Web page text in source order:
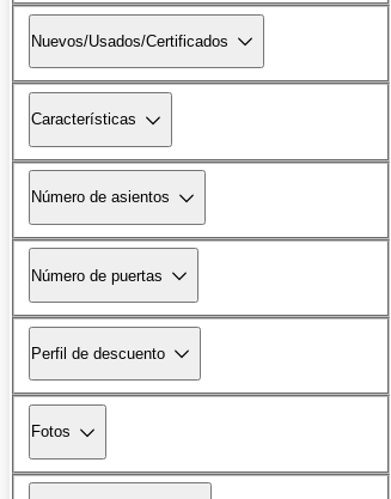
Nuevos/Usados/Certificados
Características
Número de asientos
Número de puertas
Perfil de descuento
Fotos